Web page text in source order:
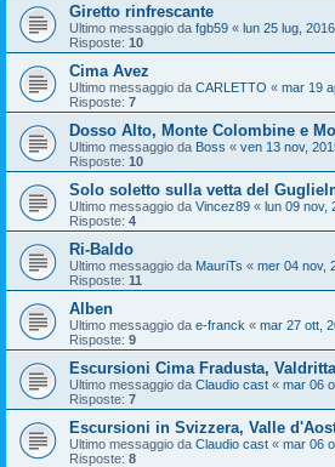
Giretto rinfrescante
Ultimo messaggio da fgb59 « lun 25 lug,
Risposte: 10
Cima Avez
Ultimo messaggio da CARLETTO « mar 19
Risposte: 7
Dosso Alto, Monte Colombine e
Ultimo messaggio da Boss « ven 13 nov,
Risposte: 10
Solo soletto sulla vetta del
Ultimo messaggio da Vincez89 « lun 09 nov,
Risposte: 4
Ri-Baldo
Ultimo messaggio da MauriTs « mer 04 nov,
Risposte: 11
Alben
Ultimo messaggio da e-franck « mar 27 ott,
Risposte: 9
Escursioni Cima Fradusta,
Ultimo messaggio da Claudio cast « mar 06
Risposte: 7
Escursioni in Svizzera, Valle
Ultimo messaggio da Claudio cast « mar 06
Risposte: 8